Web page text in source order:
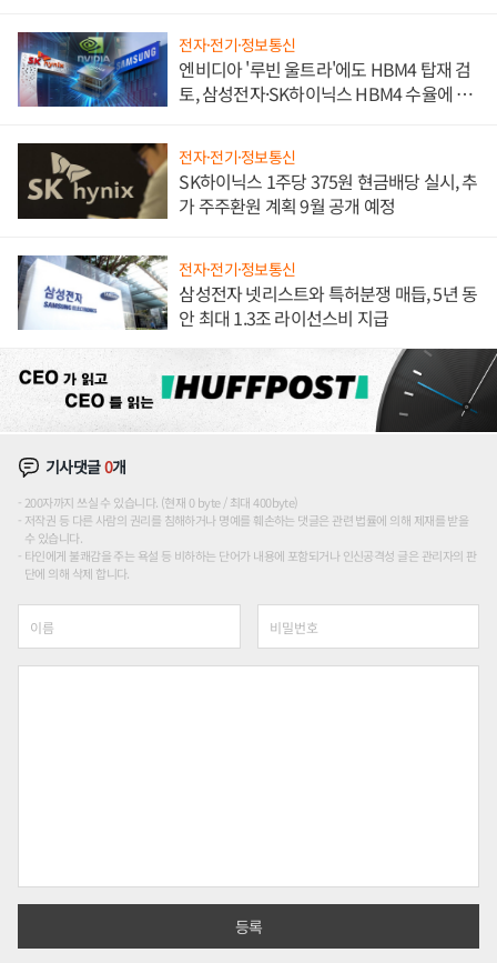
전자·전기·정보통신
엔비디아 '루빈 울트라'에도 HBM4 탑재 검
토, 삼성전자·SK하이닉스 HBM4 수율에 주
전자·전기·정보통신
SK하이닉스 1주당 375원 현금배당 실시, 추
가 주주환원 계획 9월 공개 예정
전자·전기·정보통신
삼성전자 넷리스트와 특허분쟁 매듭, 5년 동
안 최대 1.3조 라이선스비 지급
기사댓글0개
200자까지 쓰실 수 있습니다. (현재 0 byte / 최대 400byte)
저작권 등 다른 사람의 권리를 침해하거나 명예를 훼손하는 댓글은 관련 법률에 의해 제재를 받을
수 있습니다.
타인에게 불쾌감을 주는 욕설 등 비하하는 단어가 내용에 포함되거나 인신공격성 글은 관리자의 판
단에 의해 삭제 합니다.